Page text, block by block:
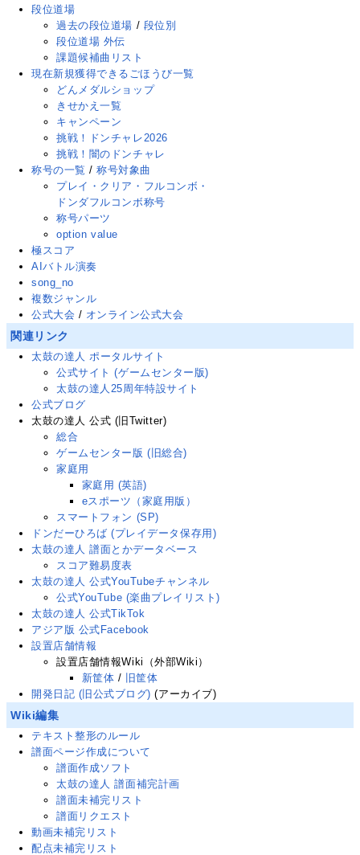
段位道場
過去の段位道場 / 段位別
段位道場 外伝
課題候補曲リスト
現在新規獲得できるごほうび一覧
どんメダルショップ
きせかえ一覧
キャンペーン
挑戦！ドンチャレ2026
挑戦！闇のドンチャレ
称号の一覧 /称号対象曲
プレイ・クリア・フルコンボ・
ドンダフルコンボ称号
称号パーツ
option value
極スコア
AIバトル演奏
song_no
複数ジャンル
公式大会 / オンライン公式大会
関連リンク
太鼓の達人 ポータルサイト
公式サイト (ゲームセンター版)
太鼓の達人25周年特設サイト
公式ブログ
太鼓の達人 公式 (旧Twitter)
総合
ゲームセンター版 (旧総合)
家庭用
家庭用 (英語)
eスポーツ（家庭用版）
スマートフォン (SP)
ドンだーひろば (プレイデータ保存用)
太鼓の達人 譜面とかデータベース
スコア難易度表
太鼓の達人 公式YouTubeチャンネル
公式YouTube (楽曲プレイリスト)
太鼓の達人 公式TikTok
アジア版 公式Facebook
設置店舗情報
設置店舗情報Wiki（外部Wiki）
新筐体 /
旧筐体
開発日記 (旧公式ブログ) (アーカイブ)
Wiki編集
テキスト整形のルール
譜面ページ作成について
譜面作成ソフト
太鼓の達人 譜面補完計画
譜面未補完リスト
譜面リクエスト
動画未補完リスト
配点未補完リスト